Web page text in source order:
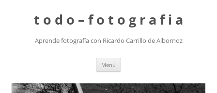
t o d o – f o t o g r a f i a
Aprende fotografía con Ricardo Carrillo de Albornoz
Menú